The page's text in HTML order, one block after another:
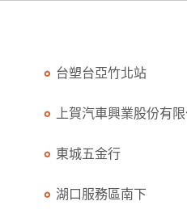
台塑台亞竹北站
上賀汽車興業股份有
東城五金行
湖口服務區南下